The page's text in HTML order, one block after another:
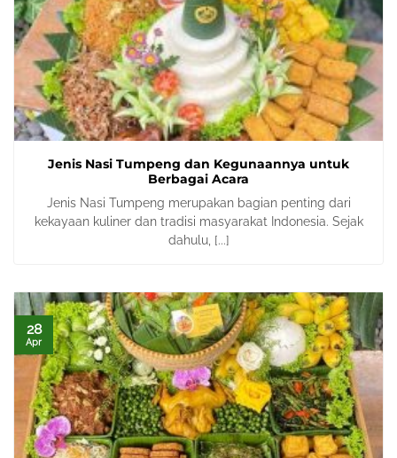
Jenis Nasi Tumpeng dan Kegunaannya untuk
Berbagai Acara
Jenis Nasi Tumpeng merupakan bagian penting dari
kekayaan kuliner dan tradisi masyarakat Indonesia. Sejak
dahulu, [...]
28
Apr